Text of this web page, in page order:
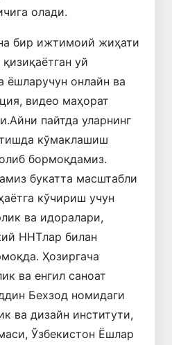
олади.
бир ижтимоий жиҳати
уй
ёшларучун онлайн ва
видео маҳорат
пайтда уларнинг
кўмаклашиш
бормоқдамиз.
букатта масштабли
кўчириш учун
ва идоралари,
ННТлар билан
Ҳозиргача
ва енгил саноат
Бехзод номидаги
ва дизайн институти,
Ўзбекистон Ёшлар